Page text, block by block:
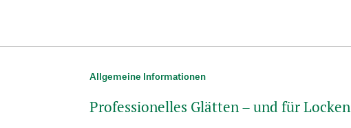
Allgemeine Informationen
Professionelles Glätten – und für Locken